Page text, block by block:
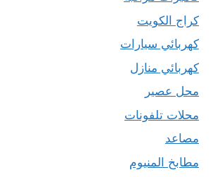
كراج الكويت
كهربائي سيارات
كهربائي منازل
محل عصير
محلات تلفونات
مصاعد
مطابخ المنيوم